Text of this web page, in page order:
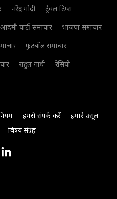
नरेंद्र मोदी
ट्रैवल टिप्स
पार्टी समाचार
भाजपा समाचार
फुटबॉल समाचार
राहुल गांधी
रेसिपी
हमसे संपर्क करें
हमारे उसूल
विषय संग्रह